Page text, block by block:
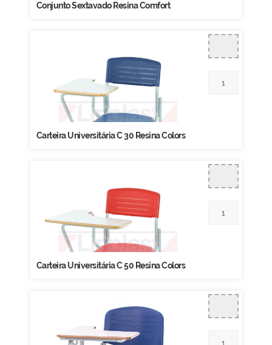
Conjunto Sextavado Resina Comfort
Carteira Universitária C 30 Resina Colors
Carteira Universitária C 50 Resina Colors